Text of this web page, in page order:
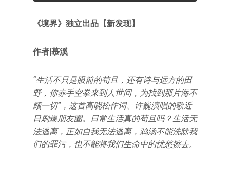
《境界》独立出品【新发现】
作者|慕溪
“生活不只是眼前的苟且，还有诗与远方的田
野，你赤手空拳来到人世间，为找到那片海不
顾一切”，这首高晓松作词、许巍演唱的歌近
日刷爆朋友圈。日常生活真的苟且吗？生活无
法逃离，正如自我无法逃离，鸡汤不能洗除我
们的罪污，也不能将我们生命中的忧愁擦去。